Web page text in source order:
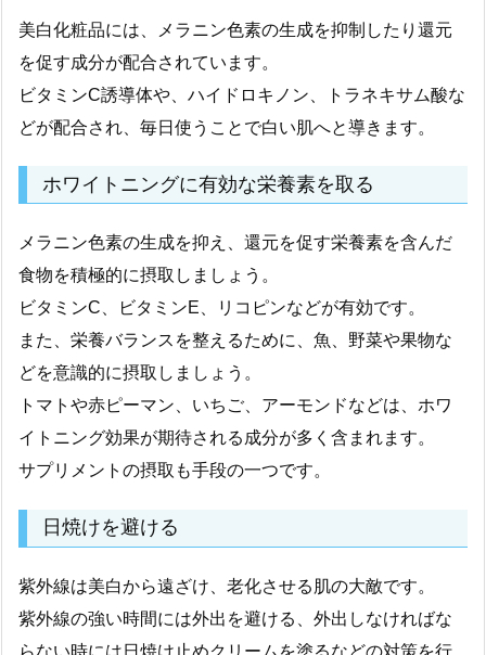
美白化粧品には、メラニン色素の生成を抑制したり還元
を促す成分が配合されています。
ビタミンC誘導体や、ハイドロキノン、トラネキサム酸な
どが配合され、毎日使うことで白い肌へと導きます。
ホワイトニングに有効な栄養素を取る
メラニン色素の生成を抑え、還元を促す栄養素を含んだ
食物を積極的に摂取しましょう。
ビタミンC、ビタミンE、リコピンなどが有効です。
また、栄養バランスを整えるために、魚、野菜や果物な
どを意識的に摂取しましょう。
トマトや赤ピーマン、いちご、アーモンドなどは、ホワ
イトニング効果が期待される成分が多く含まれます。
サプリメントの摂取も手段の一つです。
日焼けを避ける
紫外線は美白から遠ざけ、老化させる肌の大敵です。
紫外線の強い時間には外出を避ける、外出しなければな
らない時には日焼け止めクリームを塗るなどの対策を行